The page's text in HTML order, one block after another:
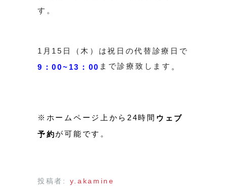
す。
1月15日（木）は祝日の代替診療日で
9：00~13：00 まで診療致します 。
※ホームページ上から24時間 ウェブ
予約が可能です。
投稿者: y.akamine